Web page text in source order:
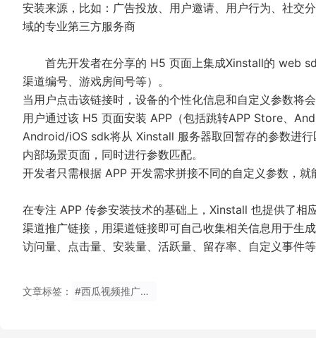
安装来源，比如：广告投放、用户邀请、用户行为、社交
域的专业第三方服务商
首先开发者在分享的 H5 页面上集成Xinstall的 web
渠道编号、游戏房间号等）。
当用户点击该链接时，设备的个性化信息和自定义参数将
用户通过该 H5 页面安装 APP（包括跳转APP Store、
Android/iOS sdk将从 Xinstall 服务器取回暂存的参数进
内部场景页面，同时进行参数匹配。
开发者只需根据 APP 开发需求拼接不同的自定义参数，
在专注 APP 传参安装技术的基础上，Xinstall 也提供了
渠道推广链接，用渠道链接即可自己收集相关信息用于
访问量、点击量、安装量、活跃量、留存率、自定义事件
文章标签： #西瓜视频推广效果如何统计？